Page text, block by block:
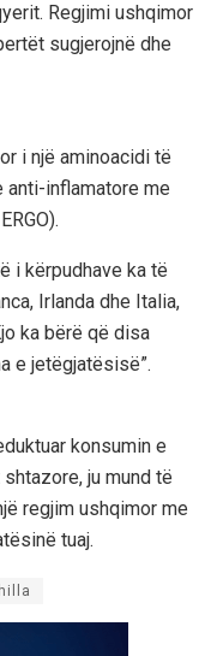
Regjimi ushqimor
sugjerojnë dhe
i një aminoacidi të
inflamatore me
i kërpudhave ka të
Irlanda dhe Italia,
ka bërë që disa
e jetëgjatësisë”.
konsumin e
ju mund të
regjim ushqimor me
tuaj.